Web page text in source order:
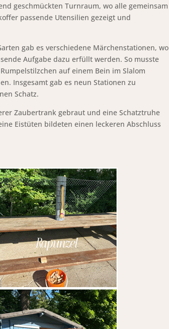
geschmückten Turnraum, wo alle gemeinsam
passende Utensilien gezeigt und
gab es verschiedene Märchenstationen, wo
Aufgabe dazu erfüllt werden. So musste
auf einem Bein im Slalom
Insgesamt gab es neun Stationen zu
Schatz.
Zaubertrank gebraut und eine Schatztruhe
Eistüten bildeten einen leckeren Abschluss